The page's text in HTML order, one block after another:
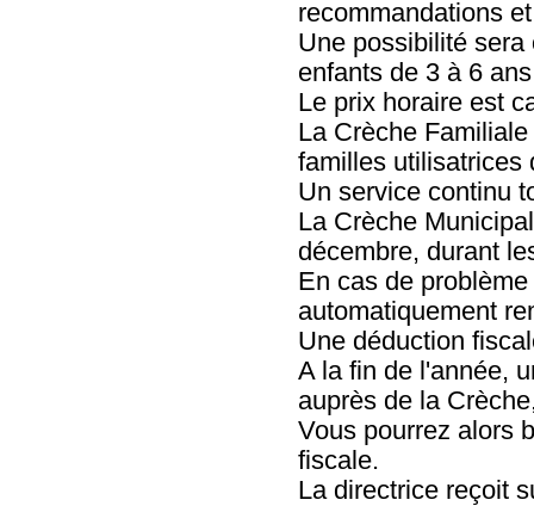
recommandations
Une possibilité
enfants de 3 à 6
Le prix horaire est
La Crèche
familles utilisatrices
Un service continu
La Crèche
décembre, durant
En cas de
automatiquement
Une déduction
A la fin de l'année,
auprès de la
Vous pourrez alors
fiscale.
La directrice reçoit